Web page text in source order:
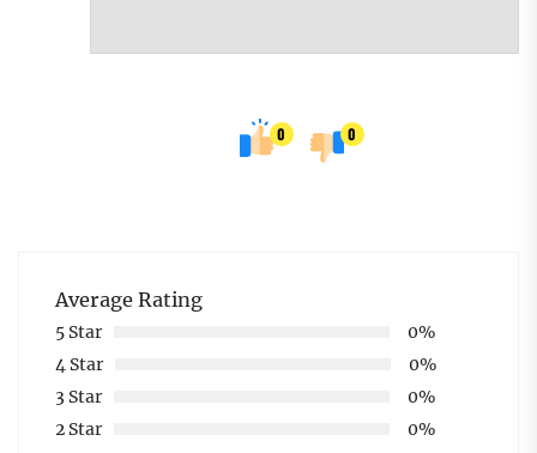
0 0
Average Rating
5 Star
0%
4 Star
0%
3 Star
0%
2 Star
0%